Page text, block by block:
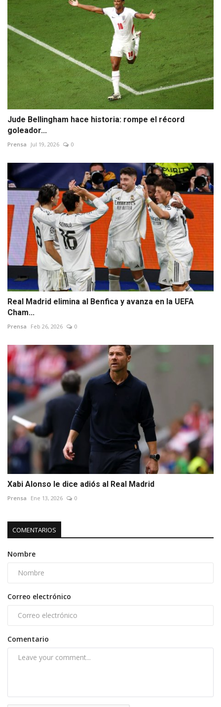
Jude Bellingham hace historia: rompe el récord
goleador...
Prensa Jul 19, 2026 0
Real Madrid elimina al Benfica y avanza en la UEFA
Cham...
Prensa Feb 26, 2026 0
Xabi Alonso le dice adiós al Real Madrid
Prensa Ene 13, 2026 0
COMENTARIOS
Nombre
Correo electrónico
Comentario